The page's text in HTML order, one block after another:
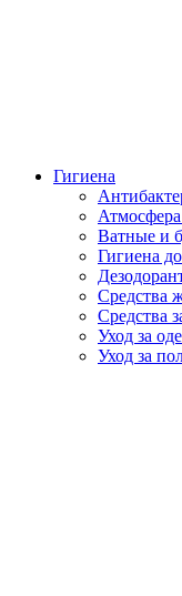
Гигиена
Ватные и
Гигиена
Средства
Средства
Уход за
Уход за